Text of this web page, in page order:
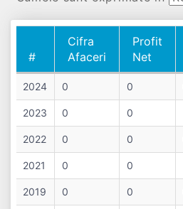
#
Cifra
Afaceri
Profit
Net
#
Afaceri
Net
2024 0 0
2023 0 0
2022 0 0
2021 0 0
2019 0 0